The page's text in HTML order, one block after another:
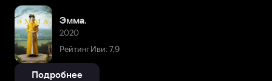
Эмма.
2020
Рейтинг Иви: 7,9
Подробнее